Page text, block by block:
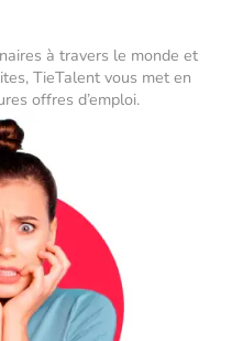
à travers le monde et
TieTalent vous met en
offres d’emploi.